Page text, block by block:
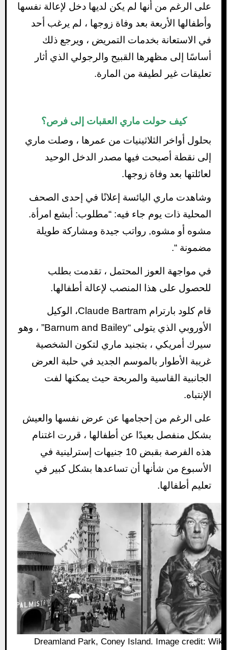
على الرغم من أنها لم يكن لديها دخل لإعالة نفسها
وأطفالها الأربعة بعد وفاة زوجها ، لم يرغب أحد
في الاستعانة بخدمات التمريض ، ويرجع ذلك
أساسًا إلى مظهرها القبيح والرجولي الذي أثار
تعليقات غير لطيفة من المارة.
كيف حولت ماري العقبات إلى فرص؟
بحلول أواخر الثلاثينيات من عمرها ، وصلت ماري
إلى نقطة أصبحت فيها مصدر الدخل الوحيد
لعائلتها بعد وفاة زوجها.
وشاهدت ماري اليائسة إعلانًا في إحدى الصحف
المحلية ذات يوم جاء فيه: “مطلوب: أبشع امرأة.
مشوه أو مشوه, رواتب جيدة ومشاركة طويلة
مضمونة “.
في مواجهة العوز المحتمل ، تقدمت بطلب
للحصول على هذا المنصب لإعالة أطفالها.
قام كلود بارترام Claude Bartram، الوكيل
الأوروبي الذي يتولى “Barnum and Bailey” ، وهو
سيرك أمريكي ، بتجنيد ماري لتكون الشخصية
غريبة الأطوار بالموسم الجديد في حلبة العرض
الجانبية القاسية والمربحة حيث يمكنها لفت
الإنتباه.
على الرغم من إحجامها عن عرض نفسها والعيش
بشكل منفصل بعيدًا عن أطفالها ، قررت اغتنام
هذه الفرصة بقبض 10 جنيهات إسترلينية في
الأسبوع من شأنها أن تساعدها بشكل كبير في
تعليم أطفالها.
Dreamland Park, Coney Island. Image credit: